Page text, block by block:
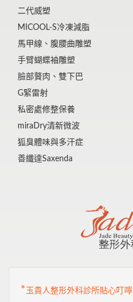
二代威塑
MICOOL-S冷凍減脂
馬甲線、腹腰曲雕塑
手臂蝴蝶袖雕塑
臉部贅肉、雙下巴
G緊雷射
私密處修整保養
miraDry清新微波
狐臭體味與多汗症
善纖達Saxenda
* 玉貴人整形外科診所貼心叮嚀